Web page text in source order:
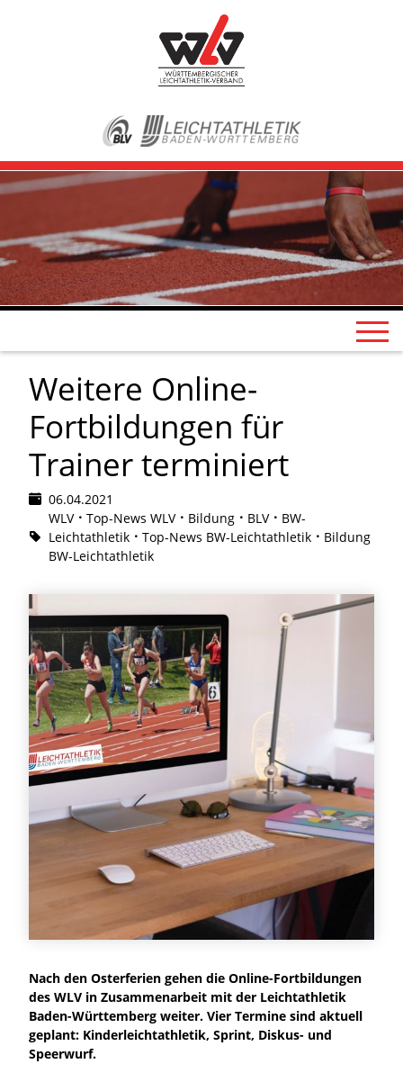
Weitere Online-
Fortbildungen für
Trainer terminiert
06.04.2021
WLV
Top-News WLV Bildung BLV
BW-
Leichtathletik
Top-News BW-Leichtathletik
Bildung
BW-Leichtathletik
Nach den Osterferien gehen die Online-Fortbildungen
des WLV in Zusammenarbeit mit der Leichtathletik
Baden-Württemberg weiter. Vier Termine sind aktuell
geplant: Kinderleichtathletik, Sprint, Diskus- und
Speerwurf.